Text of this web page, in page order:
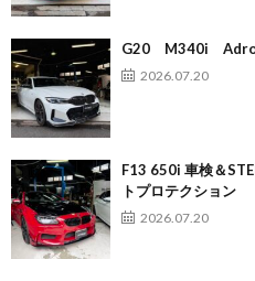
G20 M340i Adro
2026.07.20
F13 650i 車検＆
トプロテクション
2026.07.20